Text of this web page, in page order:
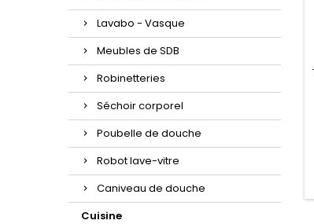
Lavabo - Vasque
Meubles de SDB
Robinetteries
Séchoir corporel
Poubelle de douche
Robot lave-vitre
Caniveau de douche
Cuisine